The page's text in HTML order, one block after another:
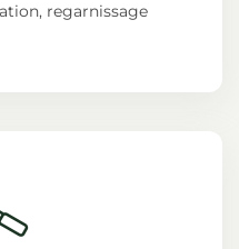
regarnissage